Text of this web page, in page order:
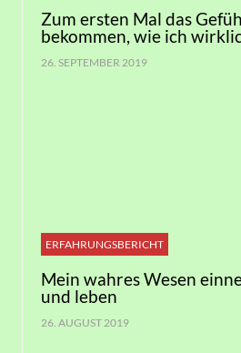
Zum ersten Mal das
bekommen, wie ich
26. SEPTEMBER 2019
ERFAHRUNGSBERICHT
Mein wahres Wesen
und leben
26. AUGUST 2019